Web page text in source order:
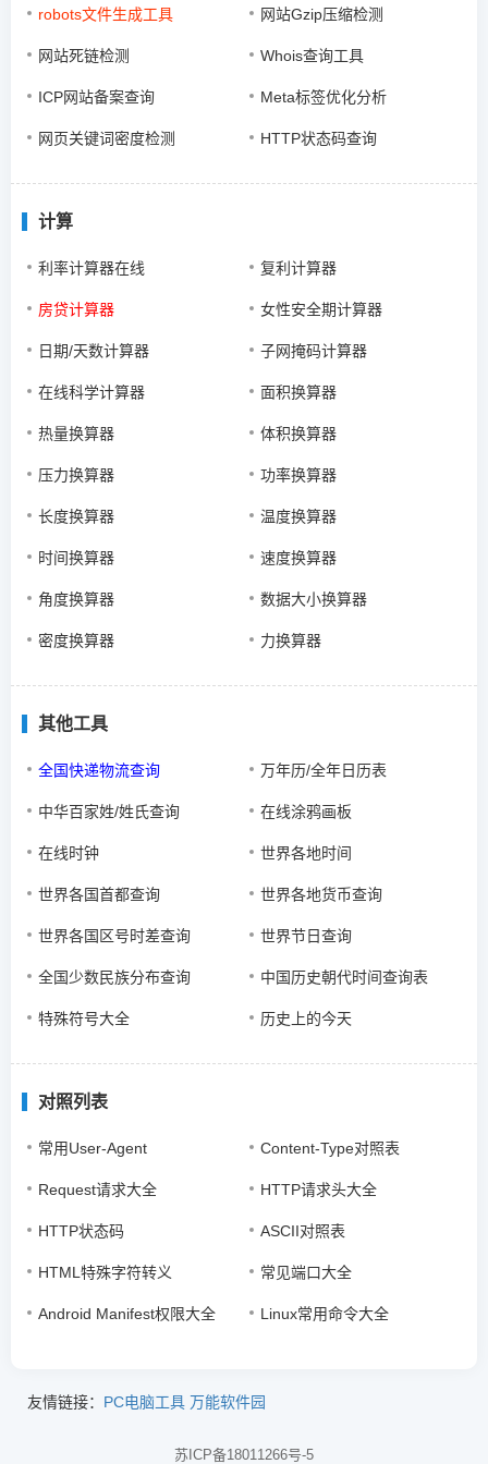
robots文件生成工具 网站Gzip压缩检测
网站死链检测 Whois查询工具
ICP网站备案查询 Meta标签优化分析
网页关键词密度检测 HTTP状态码查询
计算
利率计算器在线 复利计算器
房贷计算器 女性安全期计算器
日期/天数计算器 子网掩码计算器
在线科学计算器 面积换算器
热量换算器 体积换算器
压力换算器 功率换算器
长度换算器 温度换算器
时间换算器 速度换算器
角度换算器 数据大小换算器
密度换算器 力换算器
其他工具
全国快递物流查询 万年历/全年日历表
中华百家姓/姓氏查询 在线涂鸦画板
在线时钟 世界各地时间
世界各国首都查询 世界各地货币查询
世界各国区号时差查询 世界节日查询
全国少数民族分布查询 中国历史朝代时间查询表
特殊符号大全 历史上的今天
对照列表
常用User-Agent Content-Type对照表
Request请求大全 HTTP请求头大全
HTTP状态码 ASCII对照表
HTML特殊字符转义 常见端口大全
Android Manifest权限大全 Linux常用命令大全
友情链接： PC电脑工具 万能软件园
苏ICP备18011266号-5